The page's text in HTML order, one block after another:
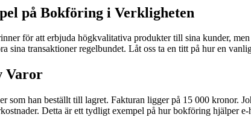
på Bokföring i Verkligheten
för att erbjuda högkvalitativa produkter till sina kunder,
sina transaktioner regelbundet. Låt oss ta en titt på hur en
Varor
som han beställt till lagret. Fakturan ligger på 15 000 kronor.
Detta är ett tydligt exempel på hur bokföring hjälper